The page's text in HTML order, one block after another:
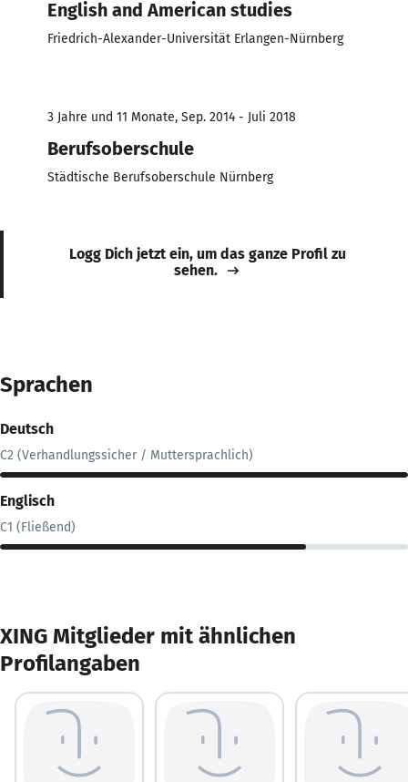
English and American studies
Friedrich-Alexander-Universität Erlangen-Nürnberg
3 Jahre und 11 Monate, Sep. 2014 - Juli 2018
Berufsoberschule
Städtische Berufsoberschule Nürnberg
Logg Dich jetzt ein, um das ganze Profil zu
sehen.
Sprachen
Deutsch
C2 (Verhandlungssicher / Muttersprachlich)
Englisch
C1 (Fließend)
XING Mitglieder mit ähnlichen
Profilangaben